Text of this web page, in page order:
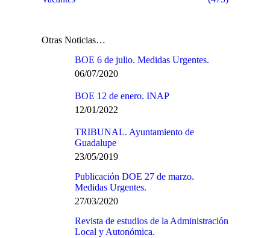
Otras Noticias…
BOE 6 de julio. Medidas Urgentes.
06/07/2020
BOE 12 de enero. INAP
12/01/2022
TRIBUNAL. Ayuntamiento de
Guadalupe
23/05/2019
Publicación DOE 27 de marzo.
Medidas Urgentes.
27/03/2020
Revista de estudios de la Administración
Local y Autonómica.